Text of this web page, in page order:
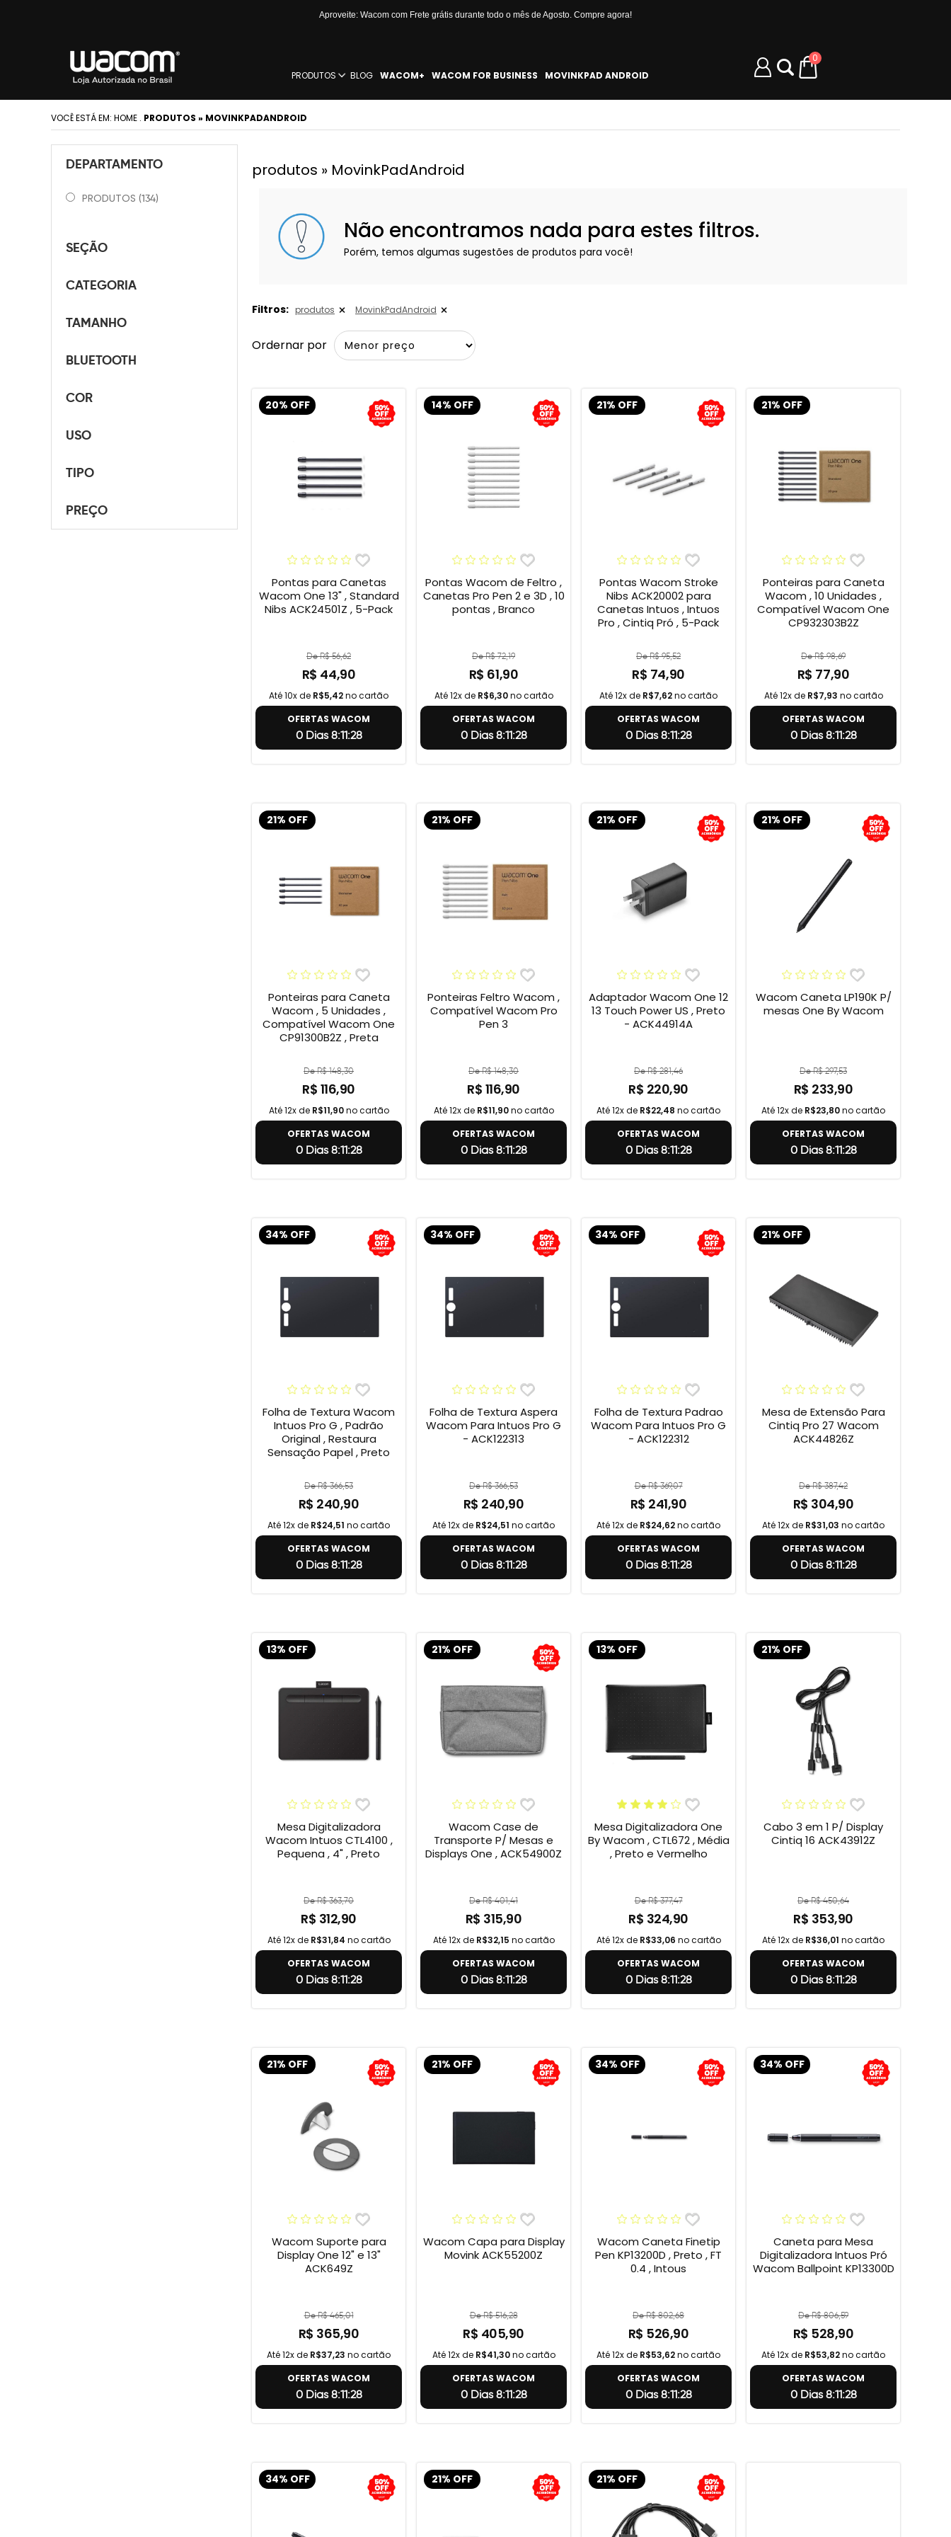
Aproveite: Wacom com Frete grátis durante todo o mês de Agosto. Compre agora!
PRODUTOS BLOG WACOM+ WACOM FOR BUSINESS MOVINKPAD ANDROID
0
VOCÊ ESTÁ EM: HOME . PRODUTOS » MOVINKPADANDROID
DEPARTAMENTO
PRODUTOS (134)
SEÇÃO
CATEGORIA
TAMANHO
BLUETOOTH
COR
USO
TIPO
PREÇO
produtos » MovinkPadAndroid
Não encontramos nada para estes filtros.
Porém, temos algumas sugestões de produtos para você!
Filtros: produtos MovinkPadAndroid
Ordernar por
20% OFF
Pontas para Canetas
Wacom One 13" , Standard
Nibs ACK24501Z , 5-Pack
De R$ 56,62
R$ 44,90
Até 10x de R$5,42no cartão
OFERTAS WACOM
0 Dias 8:11:27
14% OFF
Pontas Wacom de Feltro ,
Canetas Pro Pen 2 e 3D , 10
pontas , Branco
De R$ 72,19
R$ 61,90
Até 12x de R$6,30no cartão
OFERTAS WACOM
0 Dias 8:11:27
21% OFF
Pontas Wacom Stroke
Nibs ACK20002 para
Canetas Intuos , Intuos
Pro , Cintiq Pró , 5-Pack
De R$ 95,52
R$ 74,90
Até 12x de R$7,62no cartão
OFERTAS WACOM
0 Dias 8:11:27
21% OFF
Ponteiras para Caneta
Wacom , 10 Unidades ,
Compatível Wacom One
CP932303B2Z
De R$ 98,69
R$ 77,90
Até 12x de R$7,93 no cartão
OFERTAS WACOM
0 Dias 8:11:27
21% OFF
Ponteiras para Caneta
Wacom , 5 Unidades ,
Compatível Wacom One
CP91300B2Z , Preta
De R$ 148,30
R$ 116,90
Até 12x de R$11,90no cartão
OFERTAS WACOM
0 Dias 8:11:27
21% OFF
Ponteiras Feltro Wacom ,
Compatível Wacom Pro
Pen 3
De R$ 148,30
R$ 116,90
Até 12x de R$11,90no cartão
OFERTAS WACOM
0 Dias 8:11:27
21% OFF
Adaptador Wacom One 12
13 Touch Power US , Preto
- ACK44914A
De R$ 281,46
R$ 220,90
Até 12x de R$22,48 no cartão
OFERTAS WACOM
0 Dias 8:11:27
21% OFF
Wacom Caneta LP190K P/
mesas One By Wacom
De R$ 297,53
R$ 233,90
Até 12x de R$23,80no cartão
OFERTAS WACOM
0 Dias 8:11:27
34% OFF
Folha de Textura Wacom
Intuos Pro G , Padrão
Original , Restaura
Sensação Papel , Preto
De R$ 366,53
R$ 240,90
Até 12x de R$24,51 no cartão
OFERTAS WACOM
0 Dias 8:11:27
34% OFF
Folha de Textura Aspera
Wacom Para Intuos Pro G
- ACK122313
De R$ 366,53
R$ 240,90
Até 12x de R$24,51 no cartão
OFERTAS WACOM
0 Dias 8:11:27
34% OFF
Folha de Textura Padrao
Wacom Para Intuos Pro G
- ACK122312
De R$ 369,07
R$ 241,90
Até 12x de R$24,62no cartão
OFERTAS WACOM
0 Dias 8:11:27
21% OFF
Mesa de Extensão Para
Cintiq Pro 27 Wacom
ACK44826Z
De R$ 387,42
R$ 304,90
Até 12x de R$31,03 no cartão
OFERTAS WACOM
0 Dias 8:11:27
13% OFF
Mesa Digitalizadora
Wacom Intuos CTL4100 ,
Pequena , 4" , Preto
De R$ 363,70
R$ 312,90
Até 12x de R$31,84 no cartão
OFERTAS WACOM
0 Dias 8:11:27
21% OFF
Wacom Case de
Transporte P/ Mesas e
Displays One , ACK54900Z
De R$ 401,41
R$ 315,90
Até 12x de R$32,15 no cartão
OFERTAS WACOM
0 Dias 8:11:27
13% OFF
Mesa Digitalizadora One
By Wacom , CTL672 , Média
, Preto e Vermelho
De R$ 377,47
R$ 324,90
Até 12x de R$33,06 no cartão
OFERTAS WACOM
0 Dias 8:11:27
21% OFF
Cabo 3 em 1 P/ Display
Cintiq 16 ACK43912Z
De R$ 450,64
R$ 353,90
Até 12x de R$36,01 no cartão
OFERTAS WACOM
0 Dias 8:11:27
21% OFF
Wacom Suporte para
Display One 12" e 13"
ACK649Z
De R$ 465,01
R$ 365,90
Até 12x de R$37,23 no cartão
OFERTAS WACOM
0 Dias 8:11:27
21% OFF
Wacom Capa para Display
Movink ACK55200Z
De R$ 516,28
R$ 405,90
Até 12x de R$41,30no cartão
OFERTAS WACOM
0 Dias 8:11:27
34% OFF
Wacom Caneta Finetip
Pen KP13200D , Preto , FT
0.4 , Intous
De R$ 802,68
R$ 526,90
Até 12x de R$53,62no cartão
OFERTAS WACOM
0 Dias 8:11:27
34% OFF
Caneta para Mesa
Digitalizadora Intuos Pró
Wacom Ballpoint KP13300D
De R$ 806,59
R$ 528,90
Até 12x de R$53,82no cartão
OFERTAS WACOM
0 Dias 8:11:27
34% OFF 21% OFF 21% OFF